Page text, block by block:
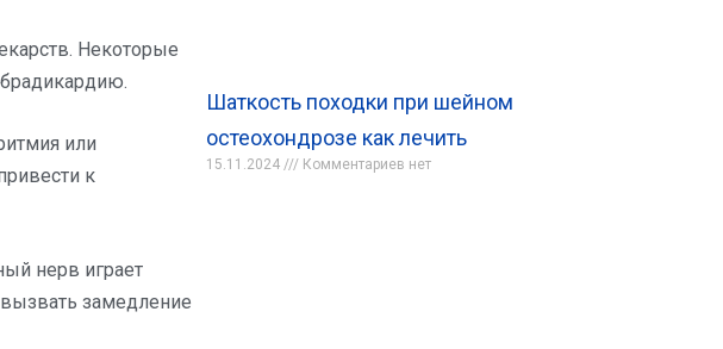
Некоторые
или
к
нерв играет
замедление
Шаткость походки при шейном
остеохондрозе как лечить
15.11.2024 Комментариев нет